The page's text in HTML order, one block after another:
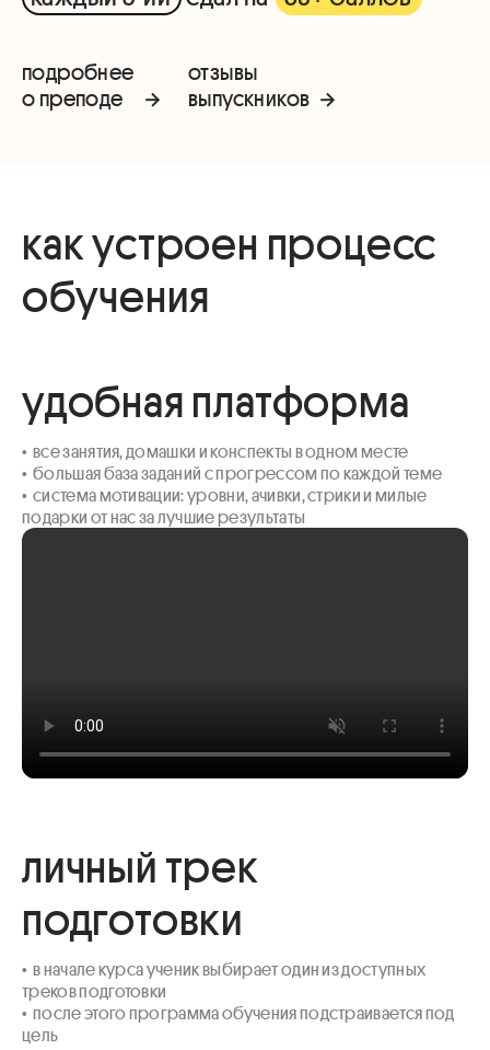
подробнее
о преподе
отзывы
выпускников
как устроен процесс
обучения
удобная платформа
•  все занятия, домашки и конспекты в одном месте
•  большая база заданий с прогрессом по каждой теме
•  система мотивации: уровни, ачивки, стрики и милые
подарки от нас за лучшие результаты
личный трек
подготовки
•  в начале курса ученик выбирает один из доступных
треков подготовки
•  после этого программа обучения подстраивается под
цель